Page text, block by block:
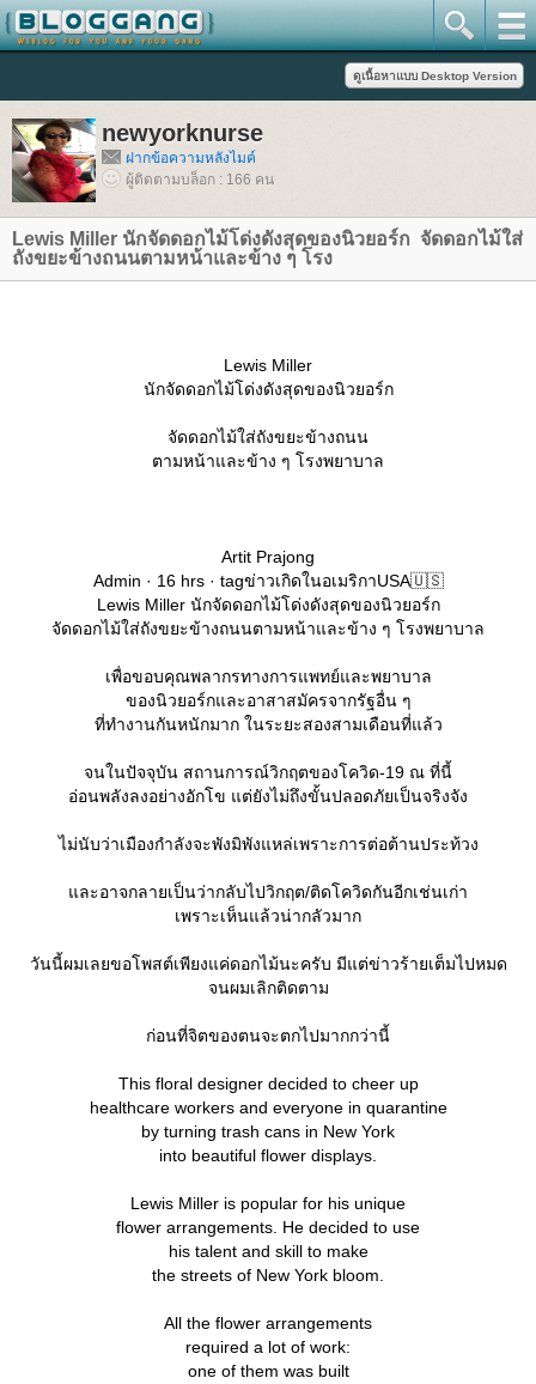
newyorknurse
ฝากข้อความหลังไมค์
ผู้ติดตามบล็อก : 166 คน
Lewis Miller นักจัดดอกไม้โด่งดังสุดของนิวยอร์ก ​​​​​​​ จัดดอกไม้ใส่
ถังขยะข้างถนนตามหน้าและข้าง ๆ โรง
Lewis Miller
นักจัดดอกไม้โด่งดังสุดของนิวยอร์ก
จัดดอกไม้ใส่ถังขยะข้างถนน
ตามหน้าและข้าง ๆ โรงพยาบาล
Artit Prajong
Admin · 16 hrs · tagข่าวเกิดในอเมริกาUSA🇺🇸
Lewis Miller นักจัดดอกไม้โด่งดังสุดของนิวยอร์ก
จัดดอกไม้ใส่ถังขยะข้างถนนตามหน้าและข้าง ๆ โรงพยาบาล
เพื่อขอบคุณพลากรทางการแพทย์และพยาบาล
ของนิวยอร์กและอาสาสมัครจากรัฐอื่น ๆ
ที่ทำงานกันหนักมาก ในระยะสองสามเดือนที่แล้ว
จนในปัจจุบัน สถานการณ์วิกฤตของโควิด-19 ณ ที่นี้
อ่อนพลังลงอย่างอักโข แต่ยังไม่ถึงขั้นปลอดภัยเป็นจริงจัง
ไม่นับว่าเมืองกำลังจะพังมิพังแหล่เพราะการต่อต้านประท้วง
ละอาจกลายเป็นว่ากลับไปวิกฤต/ติดโควิดกันอีกเช่นเก่า
เพราะเห็นแล้วน่ากลัวมาก
วันนี้ผมเลยขอโพสต์เพียงแค่ดอกไม้นะครับ มีแต่ข่าวร้ายเต็มไปหมด
จนผมเลิกติดตาม
ก่อนที่จิตของตนจะตกไปมากกว่านี้
This floral designer decided to cheer up
healthcare workers and everyone in quarantine
by turning trash cans in New York
into beautiful flower displays.
Lewis Miller is popular for his unique
flower arrangements. He decided to use
his talent and skill to make
the streets of New York bloom.
All the flower arrangements
required a lot of work:
one of them was built